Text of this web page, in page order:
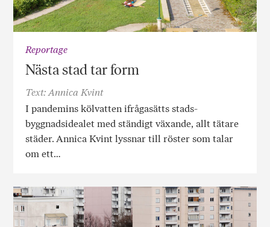
Reportage
Nästa stad tar form
Text: Annica Kvint
I pandemins kölvatten ifrågasätts stads­­­
byggnadsidealet med ständigt växande, allt tätare
städer. Annica Kvint lyssnar till röster som talar
om ett…